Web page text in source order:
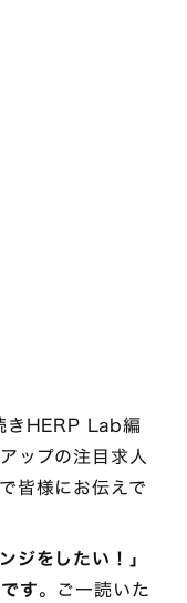
きHERP Lab編
ップの注目求人
皆様にお伝えで
ジをしたい！」
す。ご一読いた